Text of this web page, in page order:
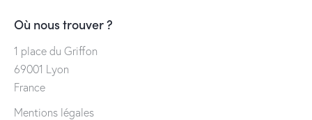
Où nous trouver ?
1 place du Griffon
69001 Lyon
France
Mentions légales